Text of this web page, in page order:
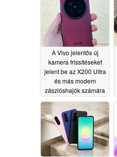
A Vivo jelentős új
kamera frissítéseket
jelent be az X200 Ultra
és más modern
zászlóshajók számára
06/07/2026